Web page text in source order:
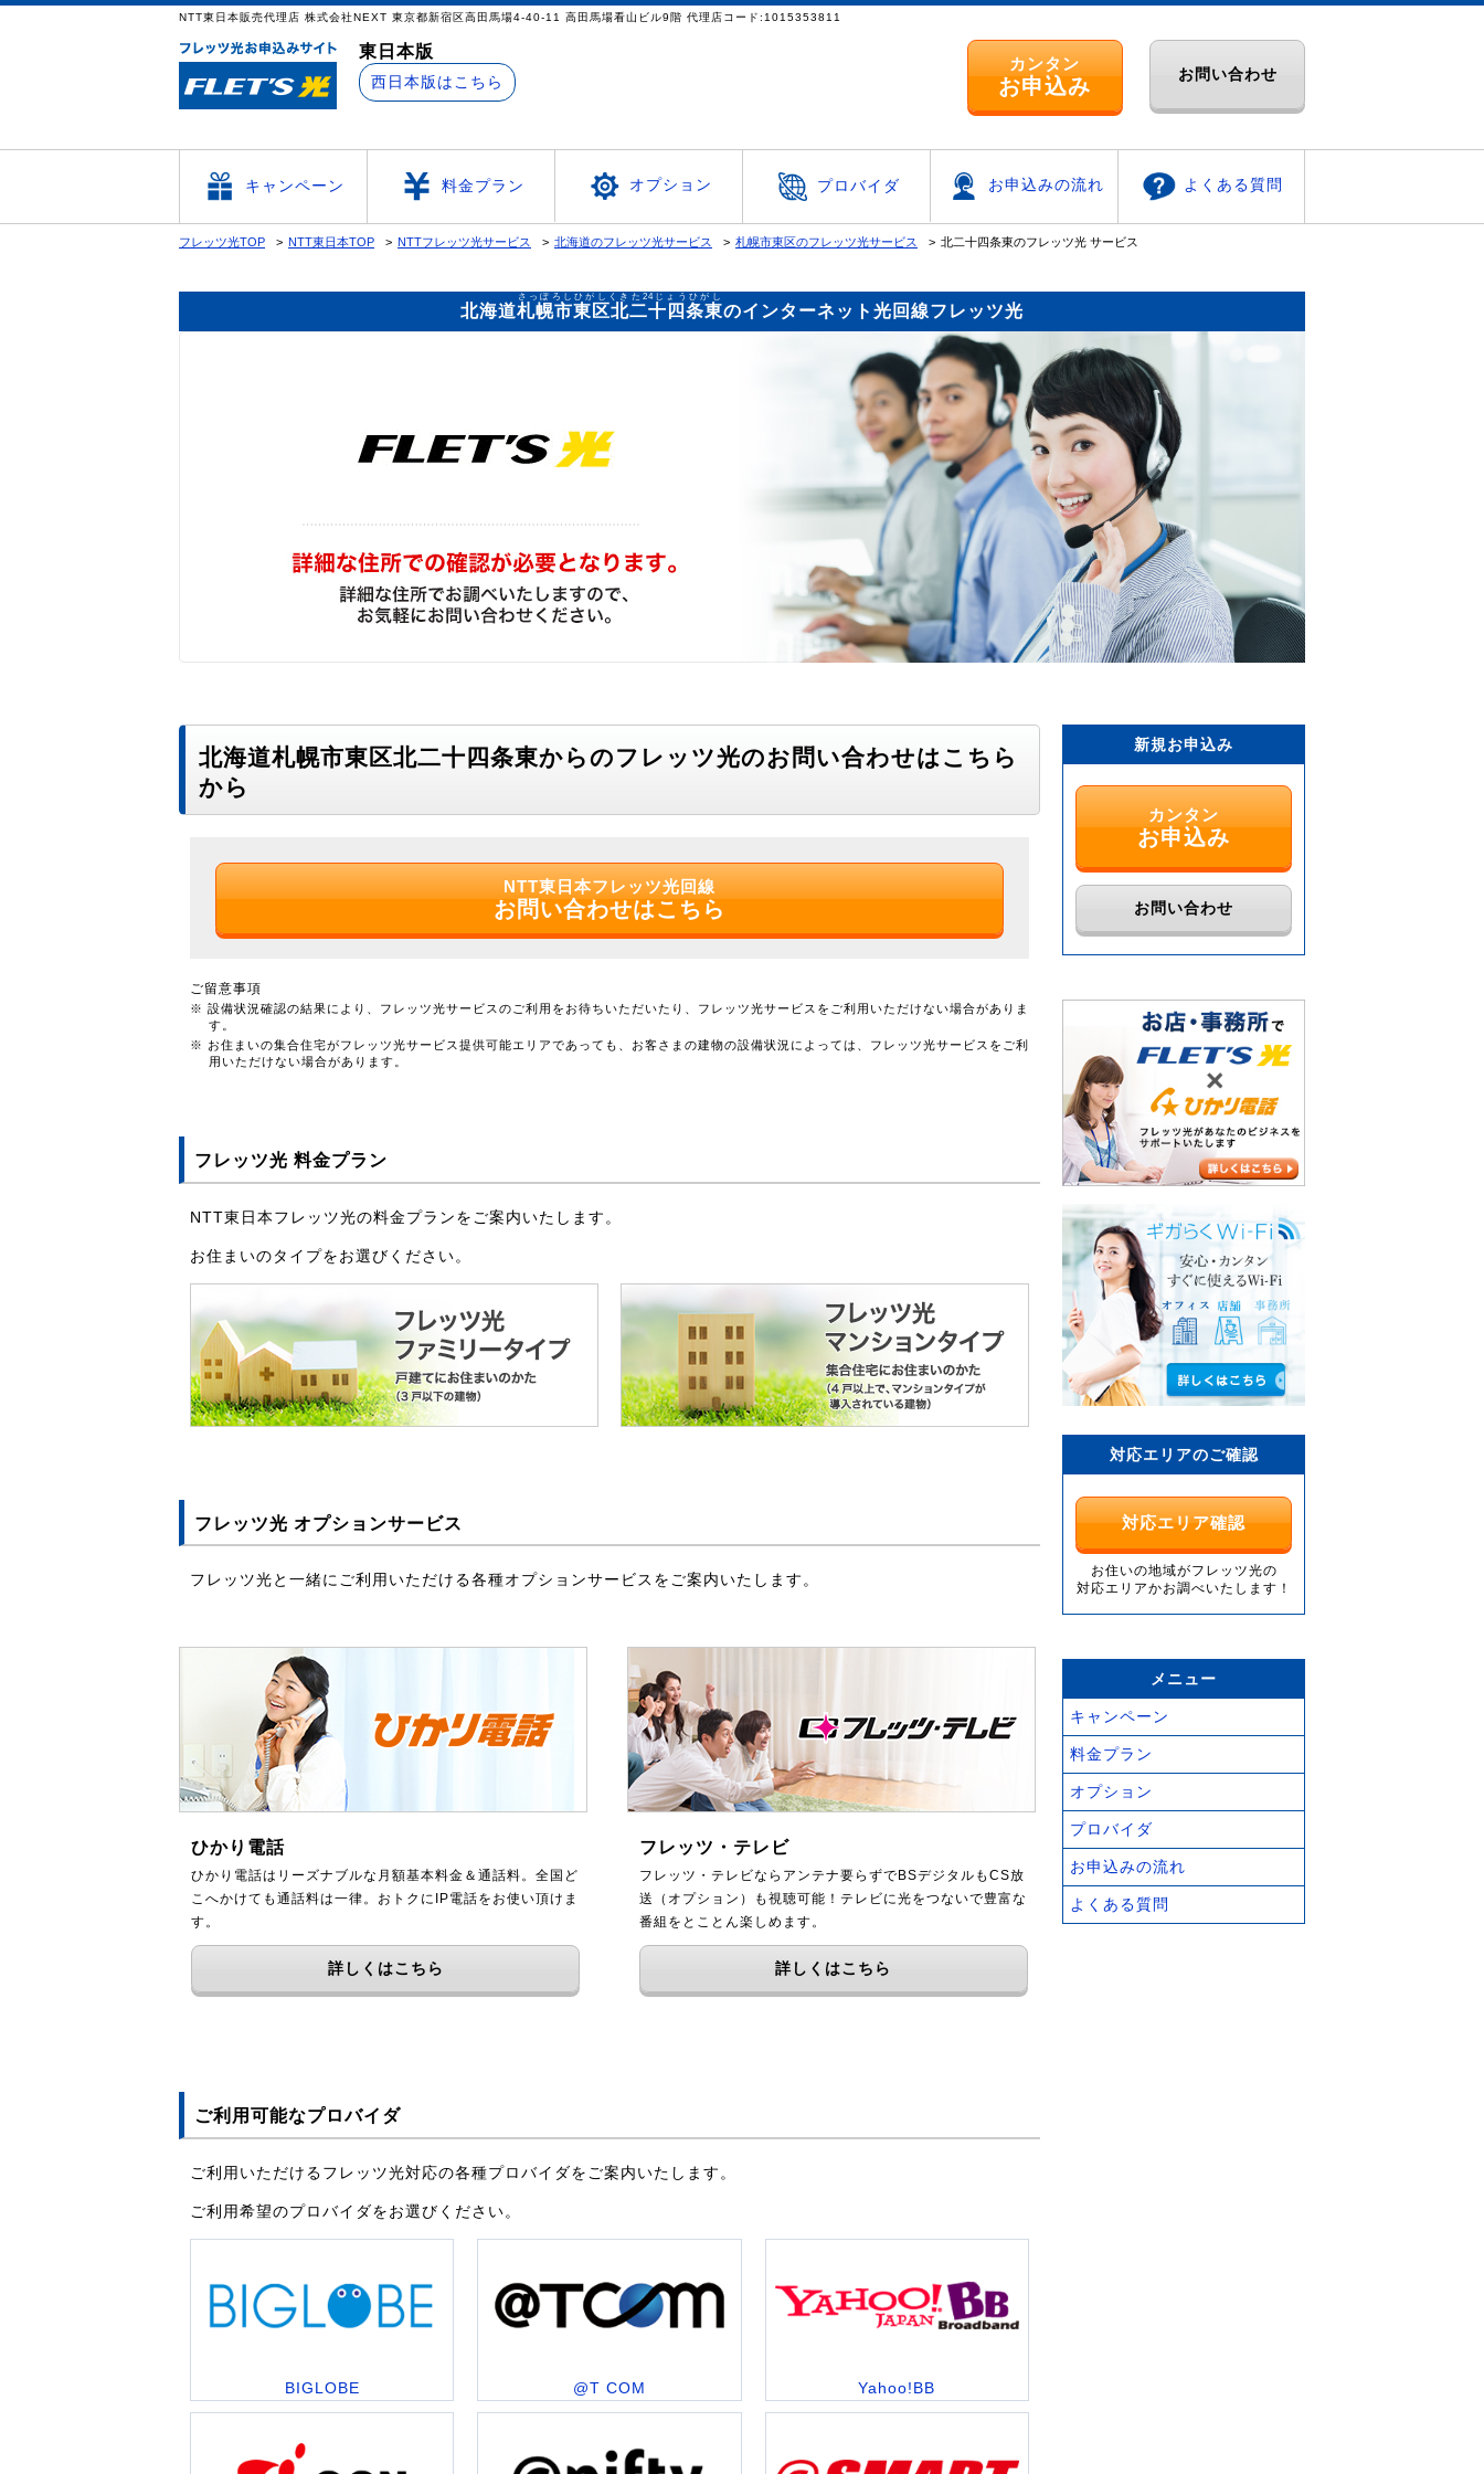
NTT東日本販売代理店 株式会社NEXT 東京都新宿区高田馬場4-40-11 高田馬場看山ビル9階 代理店コード:1015353811
東日本版
西日本版はこちら
カンタン
お申込み お問い合わせ
キャンペーン 料金プラン オプション プロバイダ お申込みの流れ よくある質問
フレッツ光TOP NTT東日本TOP NTTフレッツ光サービス 北海道のフレッツ光サービス 札幌市東区のフレッツ光サービス 北二十四条東のフレッツ光 サービス
北海道札幌市東区北二十四条東
さっぽろしひがしくきた24じょうひがし
のインターネット光回線フレッツ光
北海道札幌市東区北二十四条東からのフレッツ光のお問い合わせはこちら
から
NTT東日本フレッツ光回線
お問い合わせはこちら
ご留意事項
※ 設備状況確認の結果により、フレッツ光サービスのご利用をお待ちいただいたり、フレッツ光サービスをご利用いただけない場合がありま
す。
※ お住まいの集合住宅がフレッツ光サービス提供可能エリアであっても、お客さまの建物の設備状況によっては、フレッツ光サービスをご利
用いただけない場合があります。
フレッツ光 料金プラン
NTT東日本フレッツ光の料金プランをご案内いたします。
お住まいのタイプをお選びください。
フレッツ光 オプションサービス
フレッツ光と一緒にご利用いただける各種オプションサービスをご案内いたします。
ひかり電話
ひかり電話はリーズナブルな月額基本料金＆通話料。全国ど
こへかけても通話料は一律。おトクにIP電話をお使い頂けま
す。
詳しくはこちら
フレッツ・テレビ
フレッツ・テレビならアンテナ要らずでBSデジタルもCS放
送（オプション）も視聴可能！テレビに光をつないで豊富な
番組をとことん楽しめます。
詳しくはこちら
ご利用可能なプロバイダ
ご利用いただけるフレッツ光対応の各種プロバイダをご案内いたします。
ご利用希望のプロバイダをお選びください。
BIGLOBE @T COM Yahoo!BB
新規お申込み
カンタン
お申込み
お問い合わせ
対応エリアのご確認
対応エリア確認
お住いの地域がフレッツ光の
対応エリアかお調べいたします！
メニュー
キャンペーン
料金プラン
オプション
プロバイダ
お申込みの流れ
よくある質問